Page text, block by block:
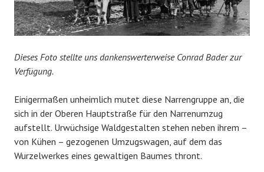
Dieses Foto stellte uns dankenswerterweise Conrad Bader zur
Verfügung.
Einigermaßen unheimlich mutet diese Narrengruppe an, die
sich in der Oberen Hauptstraße für den Narrenumzug
aufstellt. Urwüchsige Waldgestalten stehen neben ihrem –
von Kühen – gezogenen Umzugswagen, auf dem das
Wurzelwerkes eines gewaltigen Baumes thront.